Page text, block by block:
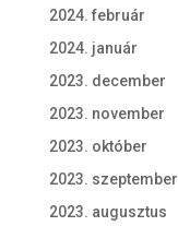
2024. február
2024. január
2023. december
2023. november
2023. október
2023. szeptember
2023. augusztus